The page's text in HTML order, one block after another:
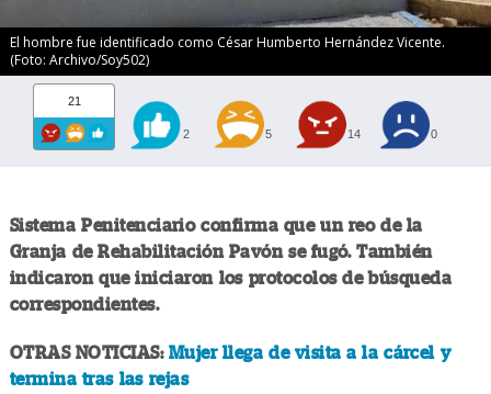
El hombre fue identificado como César Humberto Hernández Vicente.
(Foto: Archivo/Soy502)
21
2 5 14 0
Sistema Penitenciario confirma que un reo de la
Granja de Rehabilitación Pavón se fugó. También
indicaron que iniciaron los protocolos de búsqueda
correspondientes.
OTRAS NOTICIAS: Mujer llega de visita a la cárcel y
termina tras las rejas